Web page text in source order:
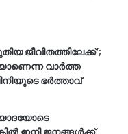
ജീവിതത്തിലേക്ക്’;
വാർത്ത
ഭർത്താവ്